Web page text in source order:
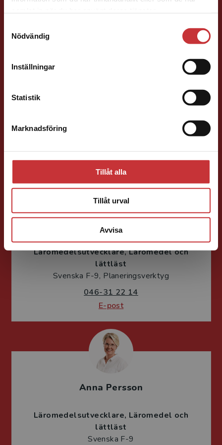
Nödvändig
Inställningar
Statistik
Marknadsföring
Tillåt alla
Tillåt urval
Avvisa
Det verkar som att du besöker
studentlitteratur.se via en enhet utanför Sverige.
Vi erbjuder inte leveranser utanför Sverige. För
att kunna slutföra ett köp måste
Läromedel och
Läromedelsutvecklare Läromedel och
lättläst
Svenska F-9, Planeringsverktyg
046-31 22 14
E-post
Anna Persson
Läromedelsutvecklare Läromedel och
lättläst
Svenska F-9